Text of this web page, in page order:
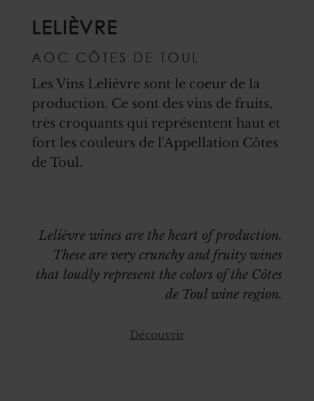
LELIÈVRE
AOC CÔTES DE TOUL
Les Vins Lelièvre sont le coeur de la
production. Ce sont des vins de fruits,
très croquants qui représentent haut et
fort les couleurs de l'Appellation Côtes
de Toul.
Lelièvre wines are the heart of production.
These are very crunchy and fruity wines
that loudly represent the colors of the Côtes
de Toul wine region.
Découvrir